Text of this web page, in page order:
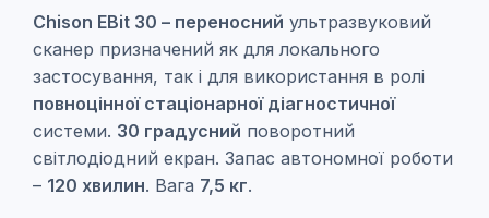
Chison EBit 30 – переносний ультразвуковий
сканер призначений як для локального
застосування, так і для використання в ролі
повноцінної стаціонарної діагностичної
системи. 30 градусний поворотний
світлодіодний екран. Запас автономної роботи
– 120 хвилин. Вага 7,5 кг.